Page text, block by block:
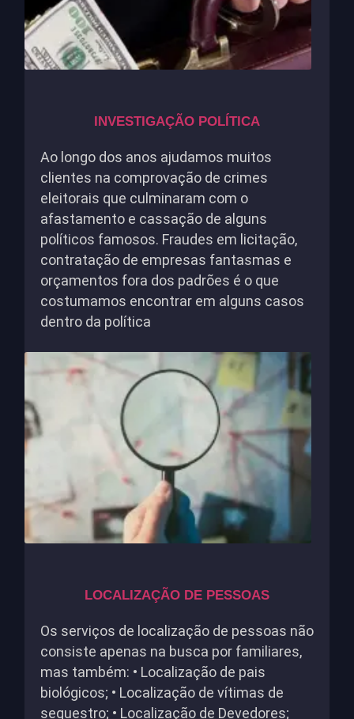
INVESTIGAÇÃO POLÍTICA
Ao longo dos anos ajudamos muitos
clientes na comprovação de crimes
eleitorais que culminaram com o
afastamento e cassação de alguns
políticos famosos. Fraudes em licitação,
contratação de empresas fantasmas e
orçamentos fora dos padrões é o que
costumamos encontrar em alguns casos
dentro da política
LOCALIZAÇÃO DE PESSOAS
Os serviços de localização de pessoas não
consiste apenas na busca por familiares,
mas também: • Localização de pais
biológicos; • Localização de vítimas de
sequestro; • Localização de Devedores;